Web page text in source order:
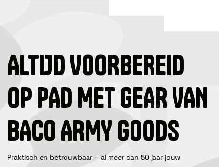
ALTIJD VOORBEREID
OP PAD MET GEAR VAN
BACO ARMY GOODS
Praktisch en betrouwbaar – al meer dan 50 jaar jouw